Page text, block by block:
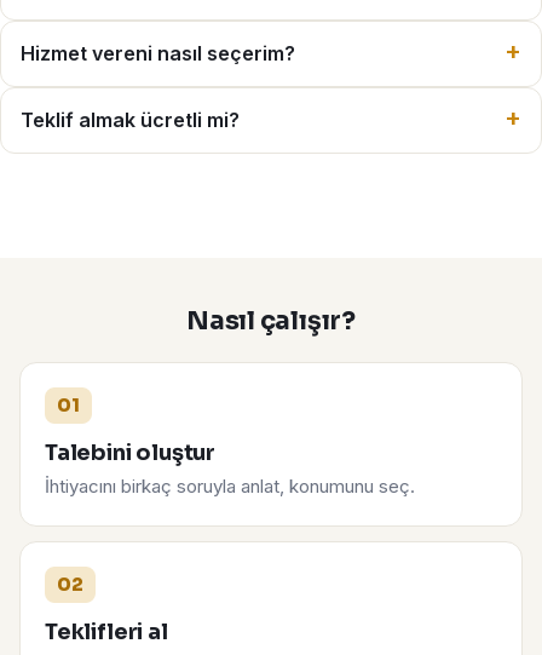
Hizmet vereni nasıl seçerim?
Teklif almak ücretli mi?
Nasıl çalışır?
01
Talebini oluştur
İhtiyacını birkaç soruyla anlat, konumunu seç.
02
Teklifleri al